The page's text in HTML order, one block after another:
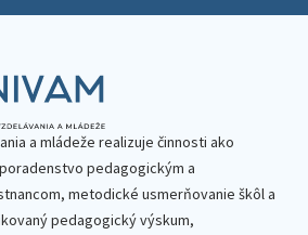
a mládeže realizuje činnosti ako
pedagogickým a
metodické usmerňovanie škôl a
pedagogický výskum,